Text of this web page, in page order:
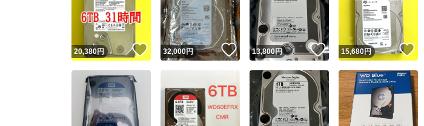
20,380円 いいね！
32,000円 いいね！
13,800円 いいね！
15,680円